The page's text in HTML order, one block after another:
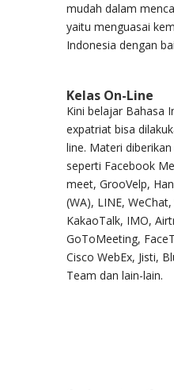
mudah dalam
yaitu menguasai
Indonesia dengan
Kelas On-Line
Kini belajar Bahasa
expatriat bisa
line. Materi
seperti Facebook
meet, GrooVelp,
(WA), LINE,
KakaoTalk, IMO,
GoToMeeting,
Cisco WebEx, Jisti,
Team dan lain-lain.